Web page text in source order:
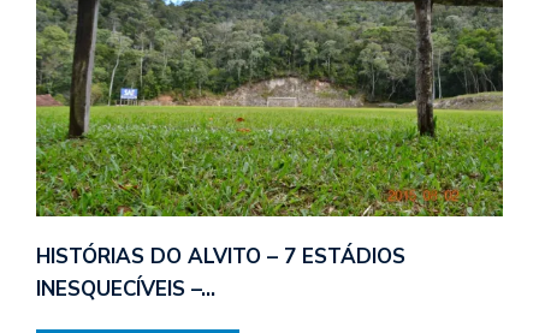
HISTÓRIAS DO ALVITO – 7 ESTÁDIOS
INESQUECÍVEIS –…